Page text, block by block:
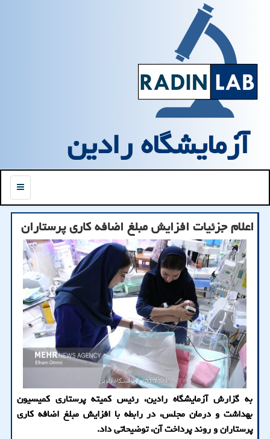
آزمایشگاه رادین
منو
اعلام جزئیات افزایش مبلغ اضافه کاری پرستاران
به گزارش آزمایشگاه رادین، رئیس کمیته پرستاری کمیسیون
بهداشت و درمان مجلس، در رابطه با افزایش مبلغ اضافه کاری
پرستاران و روند پرداخت آن، توضیحاتی داد.